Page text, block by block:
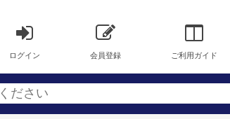
ログイン 会員登録 ご利用ガイド